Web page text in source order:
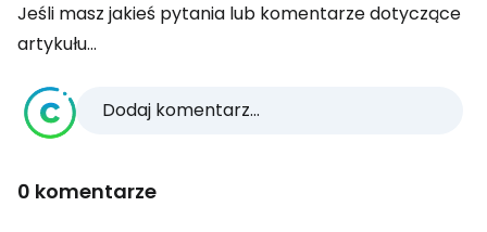
Jeśli masz jakieś pytania lub komentarze dotyczące
artykułu...
Dodaj komentarz...
0 komentarze